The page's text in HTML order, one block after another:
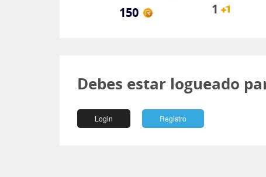
150 1
Debes estar logueado
Login Registro